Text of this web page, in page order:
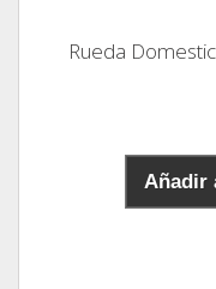
Rueda
Añadir